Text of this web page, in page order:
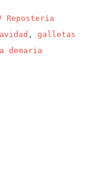
Repostería
, galletas
demaria